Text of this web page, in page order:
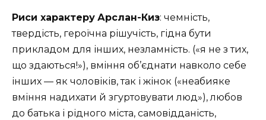
Риси характеру Арслан-Киз: чемність,
твердість, героїчна рішучість, гідна бути
прикладом для інших, незламність. («я не з тих,
що здаються!»), вміння об’єднати навколо себе
інших — як чоловіків, так і жінок («неабияке
вміння надихати й згуртовувати люд»), любов
до батька і рідного міста, самовідданість,